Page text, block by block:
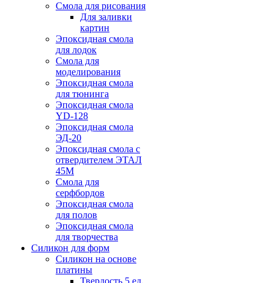
Смола для рисования
Для заливки
картин
Эпоксидная смола
для лодок
Смола для
моделирования
Эпоксидная смола
для тюнинга
Эпоксидная смола
YD-128
Эпоксидная смола
ЭД-20
Эпоксидная смола с
отвердителем ЭТАЛ
45М
Смола для
серфбордов
Эпоксидная смола
для полов
Эпоксидная смола
для творчества
Силикон для форм
Силикон на основе
платины
Твердость 5 ед.